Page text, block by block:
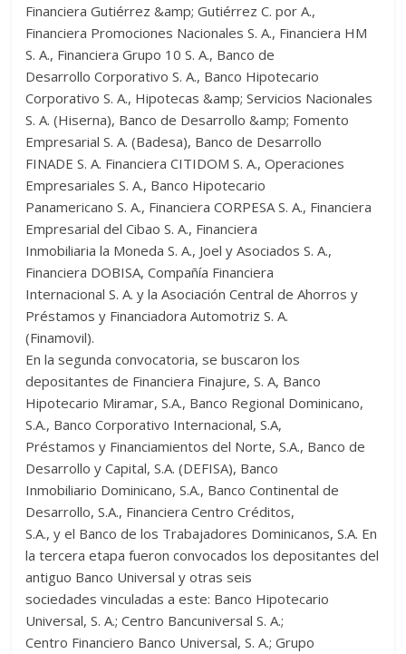
Financiera Gutiérrez &amp; Gutiérrez C. por A.,
Financiera Promociones Nacionales S. A., Financiera HM
S. A., Financiera Grupo 10 S. A., Banco de
Desarrollo Corporativo S. A., Banco Hipotecario
Corporativo S. A., Hipotecas &amp; Servicios Nacionales
S. A. (Hiserna), Banco de Desarrollo &amp; Fomento
Empresarial S. A. (Badesa), Banco de Desarrollo
FINADE S. A. Financiera CITIDOM S. A., Operaciones
Empresariales S. A., Banco Hipotecario
Panamericano S. A., Financiera CORPESA S. A., Financiera
Empresarial del Cibao S. A., Financiera
Inmobiliaria la Moneda S. A., Joel y Asociados S. A.,
Financiera DOBISA, Compañía Financiera
Internacional S. A. y la Asociación Central de Ahorros y
Préstamos y Financiadora Automotriz S. A.
(Finamovil).
En la segunda convocatoria, se buscaron los
depositantes de Financiera Finajure, S. A, Banco
Hipotecario Miramar, S.A., Banco Regional Dominicano,
S.A., Banco Corporativo Internacional, S.A,
Préstamos y Financiamientos del Norte, S.A., Banco de
Desarrollo y Capital, S.A. (DEFISA), Banco
Inmobiliario Dominicano, S.A., Banco Continental de
Desarrollo, S.A., Financiera Centro Créditos,
S.A., y el Banco de los Trabajadores Dominicanos, S.A. En
la tercera etapa fueron convocados los depositantes del
antiguo Banco Universal y otras seis
sociedades vinculadas a este: Banco Hipotecario
Universal, S. A.; Centro Bancuniversal S. A.;
Centro Financiero Banco Universal, S. A.; Grupo